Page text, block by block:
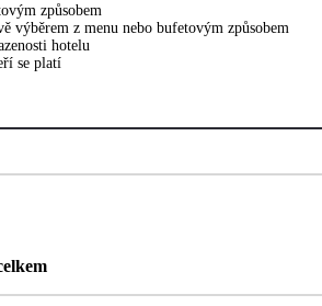
způsobem
výběrem z menu nebo bufetovým způsobem
hotelu
se platí